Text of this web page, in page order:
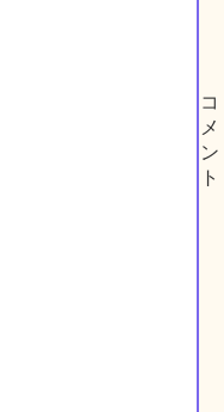
コ
メ
ン
ト